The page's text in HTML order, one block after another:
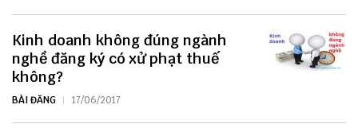
Kinh doanh không đúng ngành
nghề đăng ký có xử phạt thuế
không?
BÀI ĐĂNG 17/06/2017